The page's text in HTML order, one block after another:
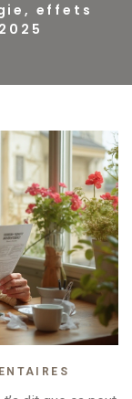
effets